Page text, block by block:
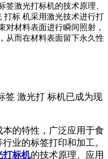
签激光打标机的技术原理、
打标 机采用激光技术进行打
对材料表面进行瞬间照射，
从而在材料表面留下永久性
签 激光打 标机已成为现
的特性，广泛应用于食
业的标签打印和加工。
打标机的技术原理、应用